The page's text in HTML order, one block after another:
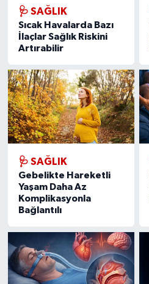
🩺 SAĞLIK
Sıcak Havalarda Bazı
İlaçlar Sağlık Riskini
Artırabilir
🩺 SAĞLIK
Gebelikte Hareketli
Yaşam Daha Az
Komplikasyonla
Bağlantılı